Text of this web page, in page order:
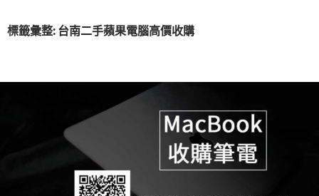
標籤彙整: 台南二手蘋果電腦高價收購